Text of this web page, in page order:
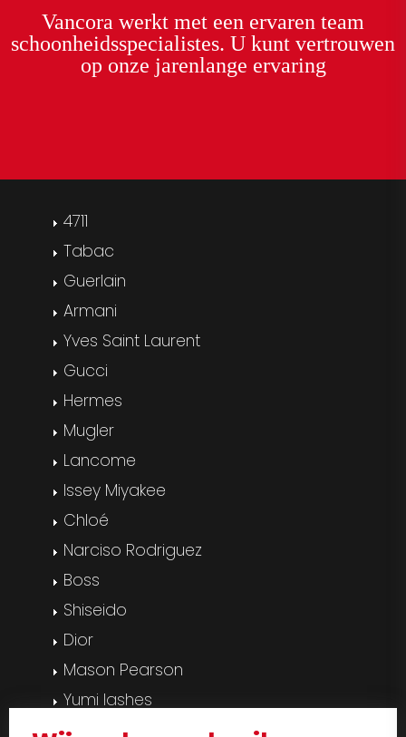
Vancora werkt met een ervaren team
schoonheidsspecialistes. U kunt vertrouwen
op onze jarenlange ervaring
4711
Tabac
Guerlain
Armani
Yves Saint Laurent
Gucci
Hermes
Mugler
Lancome
Issey Miyakee
Chloé
Narciso Rodriguez
Boss
Shiseido
Dior
Mason Pearson
Yumi lashes
Pedicure & manicure